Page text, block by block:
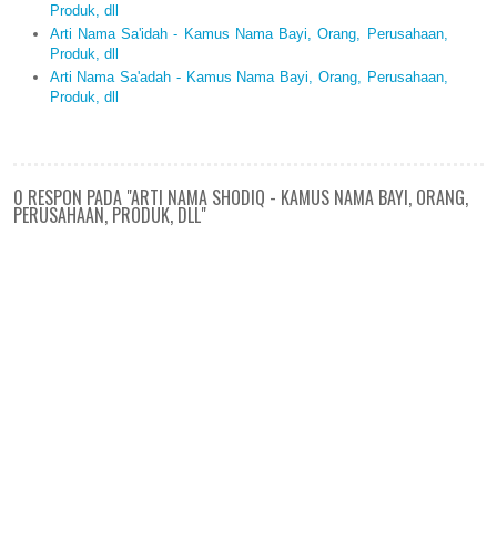
Produk, dll
Arti Nama Sa'idah - Kamus Nama Bayi, Orang, Perusahaan,
Produk, dll
Arti Nama Sa'adah - Kamus Nama Bayi, Orang, Perusahaan,
Produk, dll
0 RESPON PADA "ARTI NAMA SHODIQ - KAMUS NAMA BAYI, ORANG,
PERUSAHAAN, PRODUK, DLL"